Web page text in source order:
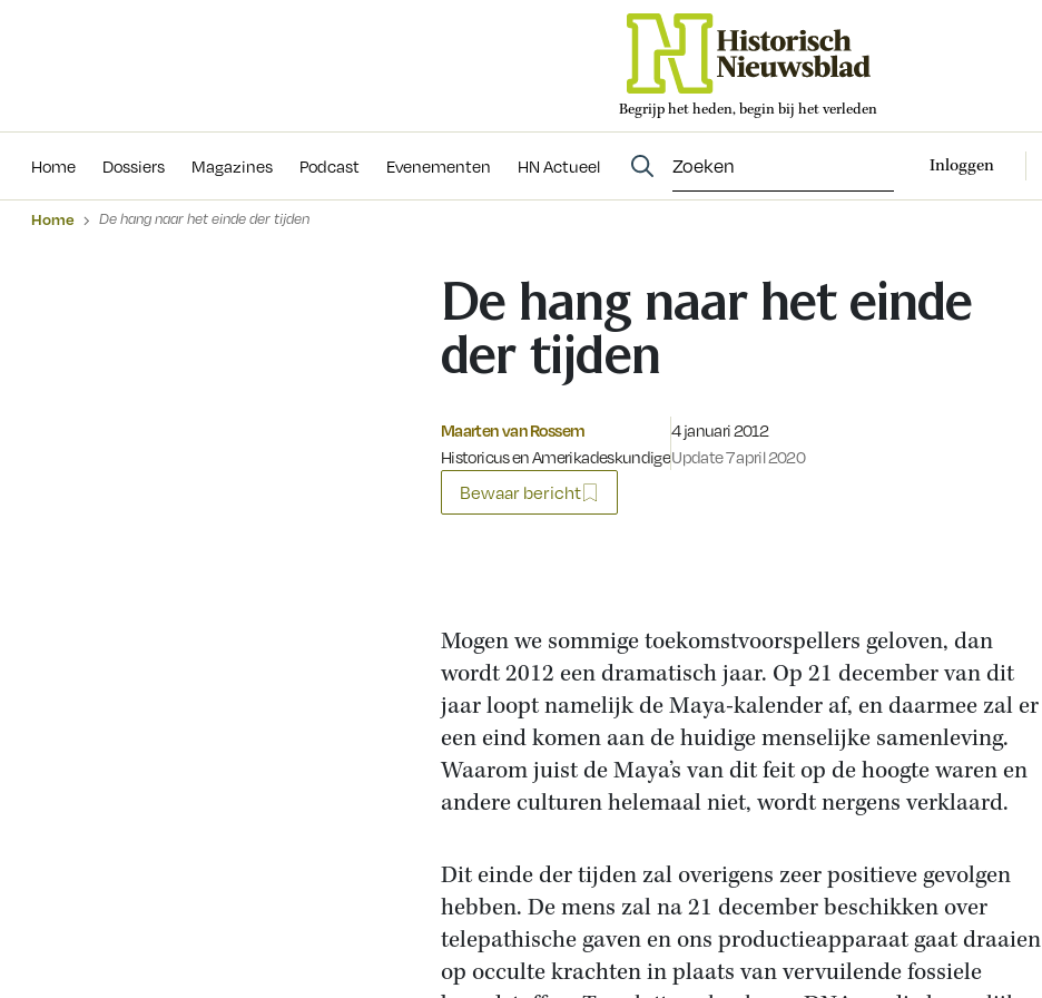
Begrijp het heden, begin bij het verleden
Home Dossiers Magazines Podcast Evenementen HN Actueel Inloggen
Evenementen
Home De hang naar het einde der tijden
De hang naar het einde
der tijden
Maarten van Rossem
Historicus en Amerikadeskundige
Gepubliceerd op:
4 januari 2012
Update 7 april 2020
Bewaar bericht
Mogen we sommige toekomstvoorspellers geloven, dan
wordt 2012 een dramatisch jaar. Op 21 december van dit
jaar loopt namelijk de Maya-kalender af, en daarmee zal er
een eind komen aan de huidige menselijke samenleving.
Waarom juist de Maya’s van dit feit op de hoogte waren en
andere culturen helemaal niet, wordt nergens verklaard.
Dit einde der tijden zal overigens zeer positieve gevolgen
hebben. De mens zal na 21 december beschikken over
telepathische gaven en ons productieapparaat gaat draaien
op occulte krachten in plaats van vervuilende fossiele